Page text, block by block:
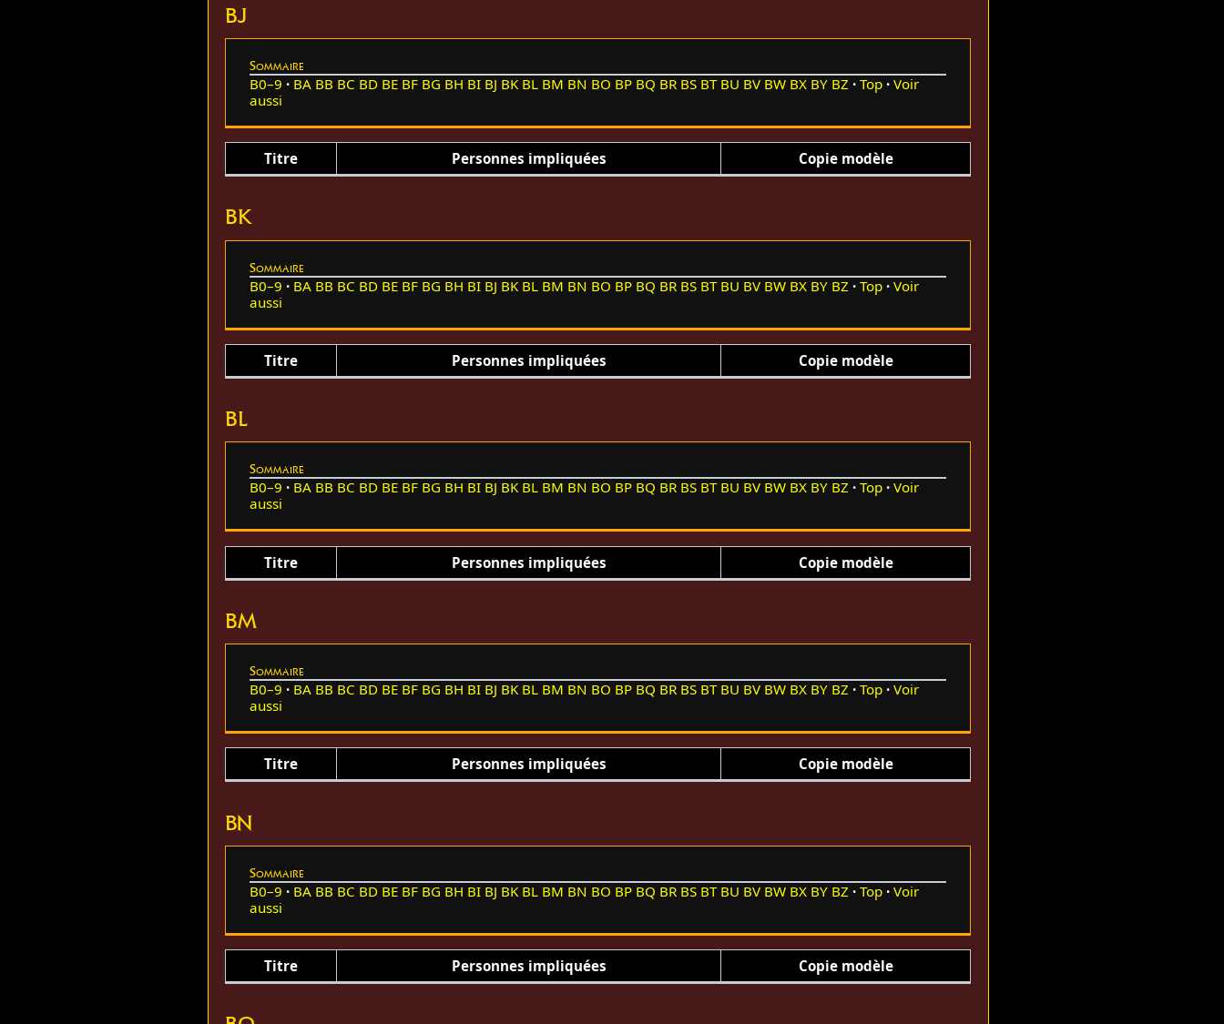
BJ
Sommaire
B0–9 BA BB BC BD BE BF BG BH BI BJ BK BL BM BN BO BP BQ BR BS BT BU BV BW BX BY BZ Top
Voir
aussi
Titre Personnes impliquées Copie modèle
BK
Sommaire
B0–9 BA BB BC BD BE BF BG BH BI BJ BK BL BM BN BO BP BQ BR BS BT BU BV BW BX BY BZ Top
Voir
aussi
Titre Personnes impliquées Copie modèle
BL
Sommaire
B0–9 BA BB BC BD BE BF BG BH BI BJ BK BL BM BN BO BP BQ BR BS BT BU BV BW BX BY BZ Top
Voir
aussi
Titre Personnes impliquées Copie modèle
BM
Sommaire
B0–9 BA BB BC BD BE BF BG BH BI BJ BK BL BM BN BO BP BQ BR BS BT BU BV BW BX BY BZ Top
Voir
aussi
Titre Personnes impliquées Copie modèle
BN
Sommaire
B0–9 BA BB BC BD BE BF BG BH BI BJ BK BL BM BN BO BP BQ BR BS BT BU BV BW BX BY BZ Top
Voir
aussi
Titre Personnes impliquées Copie modèle